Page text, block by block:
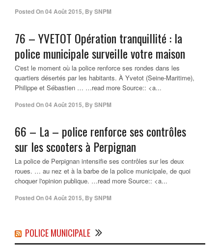
Posted On04 Août 2015, BySNPM
76 – YVETOT Opération tranquillité : la
police municipalesurveille votre maison
C'est le moment où la police renforce ses rondes dans les
quartiers désertés par les habitants. À Yvetot (Seine-Maritime),
Philippe et Sébastien … …read more Source:: <a...
Posted On04 Août 2015, BySNPM
66 – La – police renforce ses contrôles
sur les scooters à Perpignan
La police de Perpignan intensifie ses contrôles sur les deux
roues. … au nez et à la barbe de la police municipale, de quoi
choquer l'opinion publique. …read more Source:: <a...
Posted On04 Août 2015, BySNPM
POLICE MUNICIPALE